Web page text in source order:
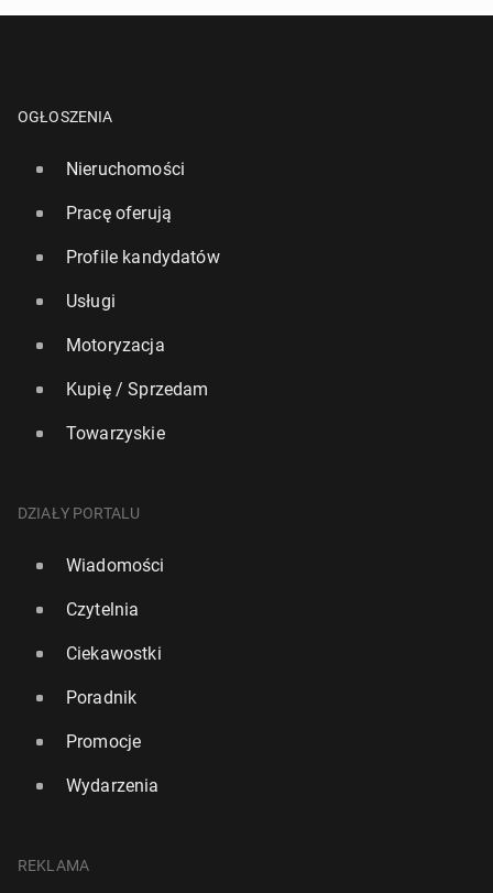
OGŁOSZENIA
Nieruchomości
Pracę oferują
Profile kandydatów
Usługi
Motoryzacja
Kupię / Sprzedam
Towarzyskie
DZIAŁY PORTALU
Wiadomości
Czytelnia
Ciekawostki
Poradnik
Promocje
Wydarzenia
REKLAMA